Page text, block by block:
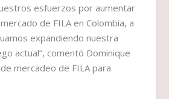
esfuerzos por aumentar
de FILA en Colombia, a
expandiendo nuestra
actual”, comentó Dominique
mercadeo de FILA para